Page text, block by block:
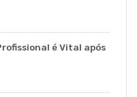
é Vital após